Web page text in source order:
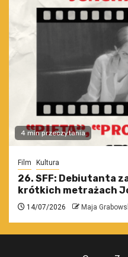
4 min przeczytania
Film Kultura
26. SFF: Debiutanta
krótkich metrażach
14/07/2026 Maja